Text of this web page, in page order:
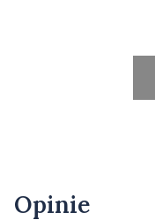
Opinie